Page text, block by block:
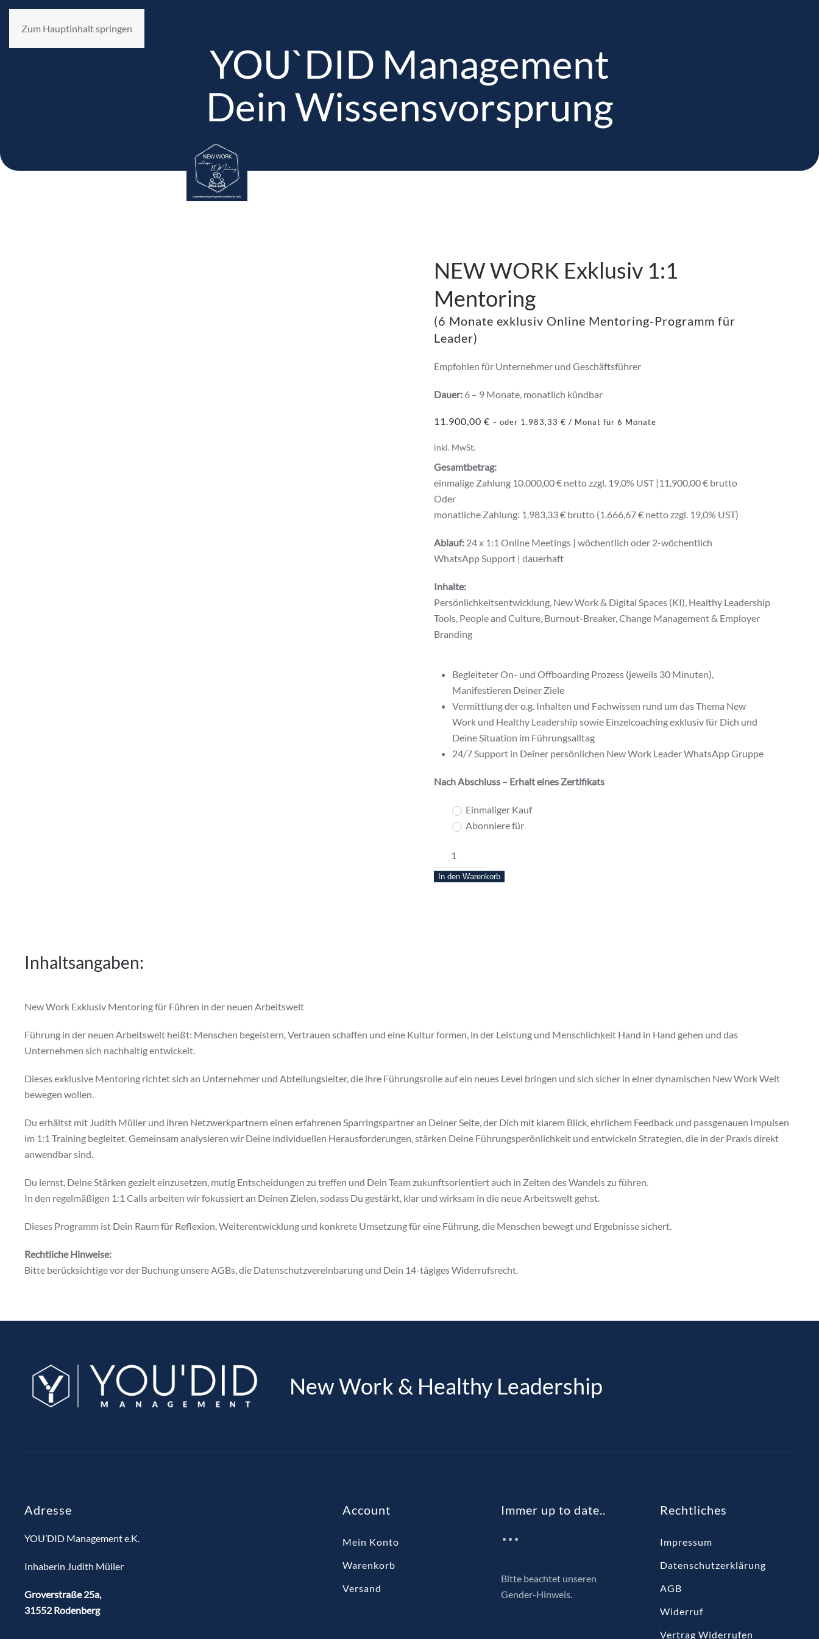
Zum Hauptinhalt springen
Home Über uns Digitale Akademie
YOU`DID Management
Dein Wissensvorsprung
NEW WORK Exklusiv 1:1
Mentoring
(6 Monate exklusiv Online Mentoring-Programm für
Leader)
Empfohlen für Unternehmer und Geschäftsführer
Dauer: 6 – 9 Monate, monatlich kündbar
11.900,00 € – oder 1.983,33 € / Monat für 6 Monate
inkl. MwSt.
Gesamtbetrag:
einmalige Zahlung 10.000,00 € netto zzgl. 19,0% UST |11.900,00 € brutto
Oder
monatliche Zahlung: 1.983,33 € brutto (1.666,67 € netto zzgl. 19,0% UST)
Ablauf: 24 x 1:1 Online Meetings | wöchentlich oder 2-wöchentlich
WhatsApp Support | dauerhaft
Inhalte:
Persönlichkeitsentwicklung, New Work & Digital Spaces (KI), Healthy Leadership
Tools, People and Culture, Burnout-Breaker, Change Management & Employer
Branding
Begleiteter On- und Offboarding Prozess (jeweils 30 Minuten),
Manifestieren Deiner Ziele
Vermittlung der o.g. Inhalten und Fachwissen rund um das Thema New
Work und Healthy Leadership sowie Einzelcoaching exklusiv für Dich und
Deine Situation im Führungsalltag
24/7 Support in Deiner persönlichen New Work Leader WhatsApp Gruppe
Nach Abschluss – Erhalt eines Zertifikats
Wähle Einmaliger Kauf
Abonniere für
NEW
WORK
Exclusiv
In den Warenkorb
Inhaltsangaben:
New Work Exklusiv Mentoring für Führen in der neuen Arbeitswelt
Führung in der neuen Arbeitswelt heißt: Menschen begeistern, Vertrauen schaffen und eine Kultur formen, in der Leistung und Menschlichkeit Hand in Hand gehen und das
Unternehmen sich nachhaltig entwickelt.
Dieses exklusive Mentoring richtet sich an Unternehmer und Abteilungsleiter, die ihre Führungsrolle auf ein neues Level bringen und sich sicher in einer dynamischen New Work Welt
bewegen wollen.
Du erhältst mit Judith Müller und ihren Netzwerkpartnern einen erfahrenen Sparringspartner an Deiner Seite, der Dich mit klarem Blick, ehrlichem Feedback und passgenauen Impulsen
im 1:1 Training begleitet. Gemeinsam analysieren wir Deine individuellen Herausforderungen, stärken Deine Führungsperönlichkeit und entwickeln Strategien, die in der Praxis direkt
anwendbar sind.
Du lernst, Deine Stärken gezielt einzusetzen, mutig Entscheidungen zu treffen und Dein Team zukunftsorientiert auch in Zeiten des Wandels zu führen.
In den regelmäßigen 1:1 Calls arbeiten wir fokussiert an Deinen Zielen, sodass Du gestärkt, klar und wirksam in die neue Arbeitswelt gehst.
Dieses Programm ist Dein Raum für Reflexion, Weiterentwicklung und konkrete Umsetzung für eine Führung, die Menschen bewegt und Ergebnisse sichert.
Rechtliche Hinweise:
Bitte berücksichtige vor der Buchung unsere AGBs, die Datenschutzvereinbarung und Dein 14-tägiges Widerrufsrecht.
New Work & Healthy Leadership
Adresse
YOU’DID Management e.K.
Inhaberin Judith Müller
Groverstraße 25a,
31552 Rodenberg
Account
Mein Konto
Warenkorb
Versand
Immer up to date..
Bitte beachtet unseren
Gender-Hinweis.
Rechtliches
Impressum
Datenschutzerklärung
AGB
Widerruf
Vertrag Widerrufen